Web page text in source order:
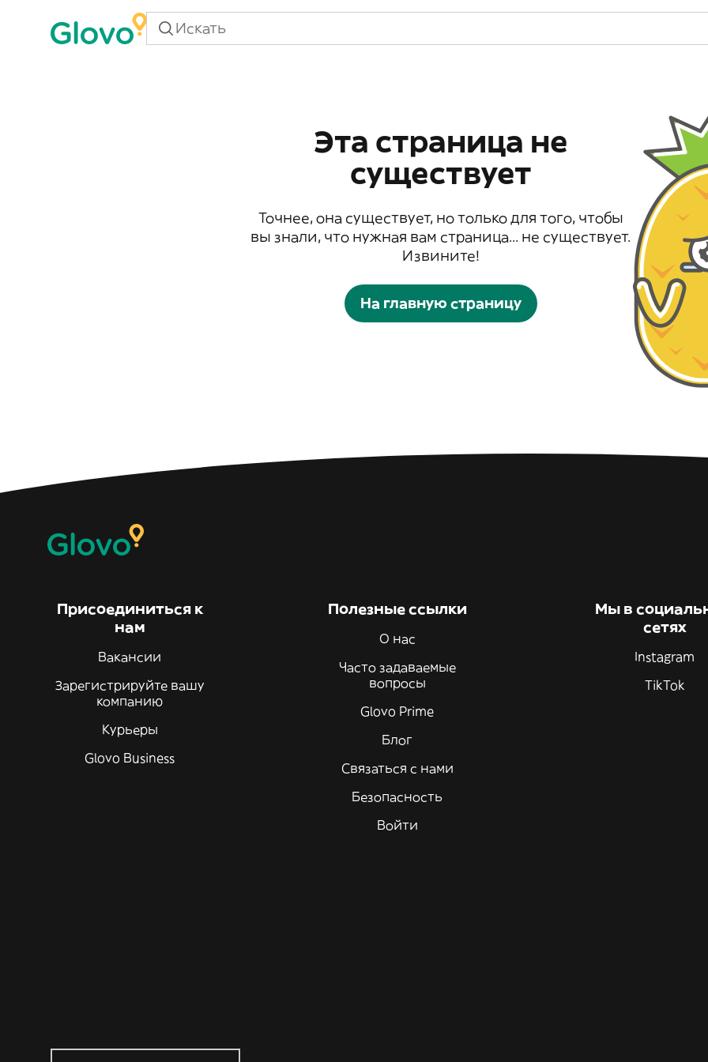
Эта страница не
существует
Точнее, она существует, но только для того, чтобы
вы знали, что нужная вам страница... не существует.
Извините!
На главную страницу
Присоединиться к
нам
Вакансии
Зарегистрируйте вашу
компанию
Курьеры
Glovo Business
Полезные ссылки
О нас
Часто задаваемые
вопросы
Glovo Prime
Блог
Связаться с нами
Безопасность
Войти
Мы в
сетях
Instagram
TikTok